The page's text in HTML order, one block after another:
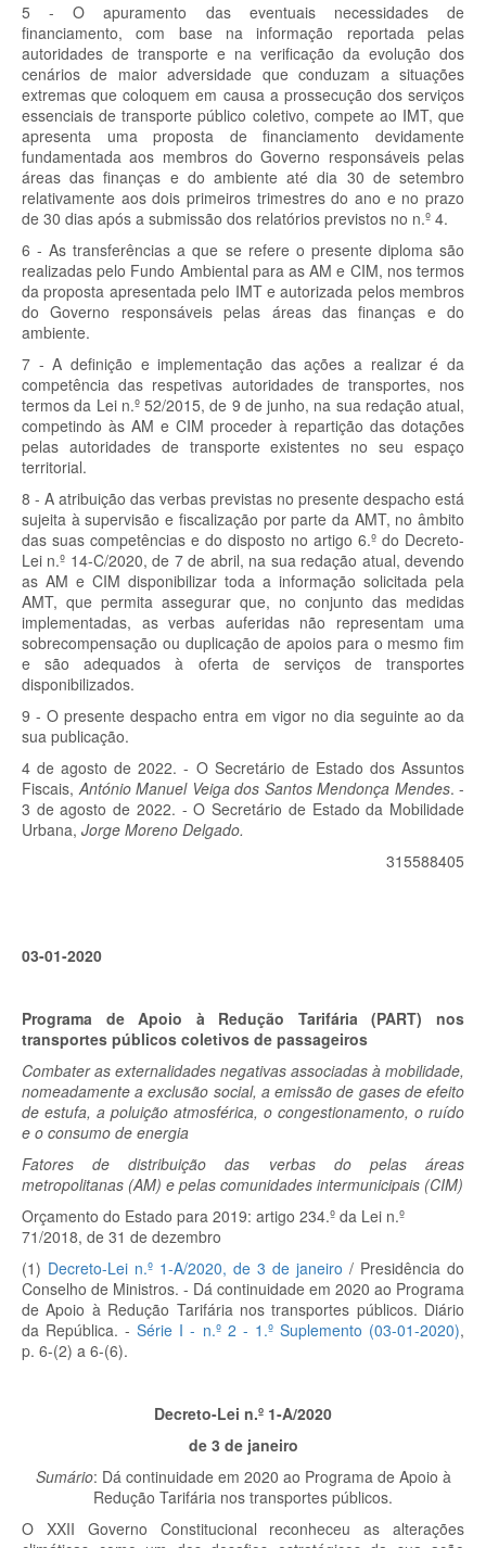
5 - O apuramento das eventuais necessidades de
financiamento, com base na informação reportada pelas
autoridades de transporte e na verificação da evolução dos
cenários de maior adversidade que conduzam a situações
extremas que coloquem em causa a prossecução dos serviços
essenciais de transporte público coletivo, compete ao IMT, que
apresenta uma proposta de financiamento devidamente
fundamentada aos membros do Governo responsáveis pelas
áreas das finanças e do ambiente até dia 30 de setembro
relativamente aos dois primeiros trimestres do ano e no prazo
de 30 dias após a submissão dos relatórios previstos no n.º 4.
6 - As transferências a que se refere o presente diploma são
realizadas pelo Fundo Ambiental para as AM e CIM, nos termos
da proposta apresentada pelo IMT e autorizada pelos membros
do Governo responsáveis pelas áreas das finanças e do
ambiente.
7 - A definição e implementação das ações a realizar é da
competência das respetivas autoridades de transportes, nos
termos da Lei n.º 52/2015, de 9 de junho, na sua redação atual,
competindo às AM e CIM proceder à repartição das dotações
pelas autoridades de transporte existentes no seu espaço
territorial.
8 - A atribuição das verbas previstas no presente despacho está
sujeita à supervisão e fiscalização por parte da AMT, no âmbito
das suas competências e do disposto no artigo 6.º do Decreto-
Lei n.º 14-C/2020, de 7 de abril, na sua redação atual, devendo
as AM e CIM disponibilizar toda a informação solicitada pela
AMT, que permita assegurar que, no conjunto das medidas
implementadas, as verbas auferidas não representam uma
sobrecompensação ou duplicação de apoios para o mesmo fim
e são adequados à oferta de serviços de transportes
disponibilizados.
9 - O presente despacho entra em vigor no dia seguinte ao da
sua publicação.
4 de agosto de 2022. - O Secretário de Estado dos Assuntos
Fiscais,António Manuel Veiga dos Santos Mendonça Mendes. -
3 de agosto de 2022. - O Secretário de Estado da Mobilidade
Urbana, Jorge Moreno Delgado.
315588405
03-01-2020
Programa de Apoio à Redução Tarifária (PART) nos
transportes públicos coletivos de passageiros
Combater as externalidades negativas associadas à mobilidade,
nomeadamente a exclusão social, a emissão de gases de efeito
de estufa, a poluição atmosférica, o congestionamento, o ruído
e o consumo de energia
Fatores de distribuição das verbas do pelas áreas
metropolitanas (AM) e pelas comunidades intermunicipais (CIM)
Orçamento do Estado para 2019: artigo 234.º da Lei n.º
71/2018, de 31 de dezembro
(1) Decreto-Lei n.º 1-A/2020, de 3 de janeiro / Presidência do
Conselho de Ministros. - Dá continuidade em 2020 ao Programa
de Apoio à Redução Tarifária nos transportes públicos. Diário
da República. -Série I - n.º 2 - 1.º Suplemento (03-01-2020),
p. 6-(2) a 6-(6).
Decreto-Lei n.º 1-A/2020
de 3 de janeiro
Sumário: Dá continuidade em 2020 ao Programa de Apoio à
Redução Tarifária nos transportes públicos.
O XXII Governo Constitucional reconheceu as alterações